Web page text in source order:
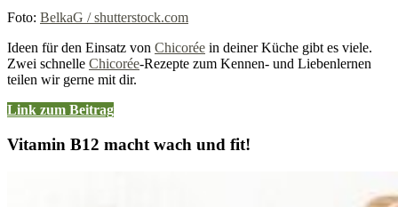
Foto: BelkaG / shutterstock.com
Ideen für den Einsatz von Chicorée in deiner Küche gibt es viele.
Zwei schnelle Chicorée-Rezepte zum Kennen- und Liebenlernen
teilen wir gerne mit dir.
Link zum Beitrag
Vitamin B12 macht wach und fit!